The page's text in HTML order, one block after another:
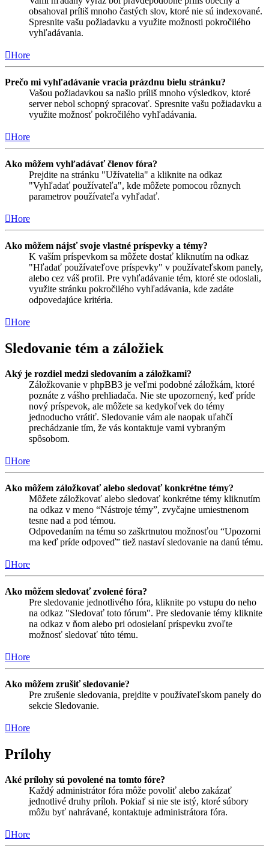
obsahoval príliš mnoho častých slov, ktoré nie sú indexované.
Spresnite vašu požiadavku a využite možnosti pokročilého
vyhľadávania.
Hore
Prečo mi vyhľadávanie vracia prázdnu bielu stránku?
Vašou požiadavkou sa našlo príliš mnoho výsledkov, ktoré
server nebol schopný spracovať. Spresnite vašu požiadavku a
využite možnosť pokročilého vyhľadávania.
Hore
Ako môžem vyhľadávať členov fóra?
Prejdite na stránku "Užívatelia" a kliknite na odkaz
"Vyhľadať používateľa", kde môžete pomocou rôznych
parametrov používateľa vyhľadať.
Hore
Ako môžem nájsť svoje vlastné príspevky a témy?
K vaším príspevkom sa môžete dostať kliknutím na odkaz
"Hľadať používateľove príspevky" v používateľskom panely,
alebo cez váš profil. Pre vyhľadávanie tém, ktoré ste odoslali,
využite stránku pokročilého vyhľadávania, kde zadáte
odpovedajúce kritéria.
Hore
Sledovanie tém a záložiek
Aký je rozdiel medzi sledovaním a záložkami?
Záložkovanie v phpBB3 je veľmi podobné záložkám, ktoré
poznáte z vášho prehliadača. Nie ste upozornený, keď príde
nový príspevok, ale môžete sa kedykoľvek do témy
jednoducho vrátiť. Sledovanie vám ale naopak uľahčí
prechádzanie tím, že vás kontaktuje vami vybraným
spôsobom.
Hore
Ako môžem záložkovať alebo sledovať konkrétne témy?
Môžete záložkovať alebo sledovať konkrétne témy kliknutím
na odkaz v meno “Nástroje témy”, zvyčajne umiestnenom
tesne nad a pod témou.
Odpovedaním na tému so zaškrtnutou možnosťou “Upozorni
ma keď príde odpoveď” tiež nastaví sledovanie na danú tému.
Hore
Ako môžem sledovať zvolené fóra?
Pre sledovanie jednotlivého fóra, kliknite po vstupu do neho
na odkaz "Sledovať toto fórum". Pre sledovanie témy kliknite
na odkaz v ňom alebo pri odosielaní príspevku zvoľte
možnosť sledovať túto tému.
Hore
Ako môžem zrušiť sledovanie?
Pre zrušenie sledovania, prejdite v používateľskom panely do
sekcie Sledovanie.
Hore
Prílohy
Aké prílohy sú povolené na tomto fóre?
Každý administrátor fóra môže povoliť alebo zakázať
jednotlivé druhy príloh. Pokiaľ si nie ste istý, ktoré súbory
môžu byť nahrávané, kontaktuje administrátora fóra.
Hore